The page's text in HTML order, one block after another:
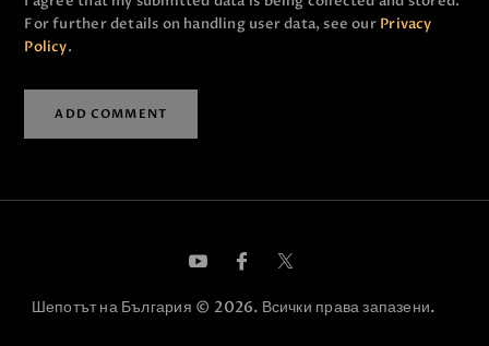
For further details on handling user data, see our Privacy
Policy.
Шепотът на България © 2026. Всички права запазени.